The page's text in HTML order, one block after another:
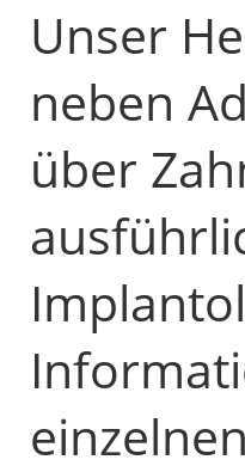
Unser
neben
über